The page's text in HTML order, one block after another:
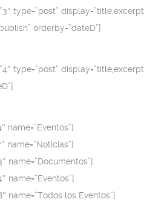
type=”post”
orderby=”dateD”]
type=”post”
name=”Eventos”]
name=”Noticias”]
name=”Documentos”]
name=”Eventos”]
name=”Todos los Eventos”]